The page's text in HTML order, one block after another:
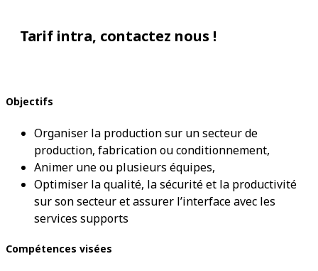
Tarif intra, contactez nous !
Objectifs
Organiser la production sur un secteur de
production, fabrication ou conditionnement,
Animer une ou plusieurs équipes,
Optimiser la qualité, la sécurité et la productivité
sur son secteur et assurer l’interface avec les
services supports
Compétences visées